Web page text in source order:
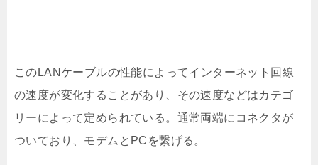
このLANケーブルの性能によってインターネット回線
の速度が変化することがあり、その速度などはカテゴ
リーによって定められている。通常両端にコネクタが
ついており、モデムとPCを繋げる。